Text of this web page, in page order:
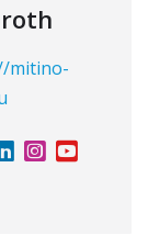
mitino-